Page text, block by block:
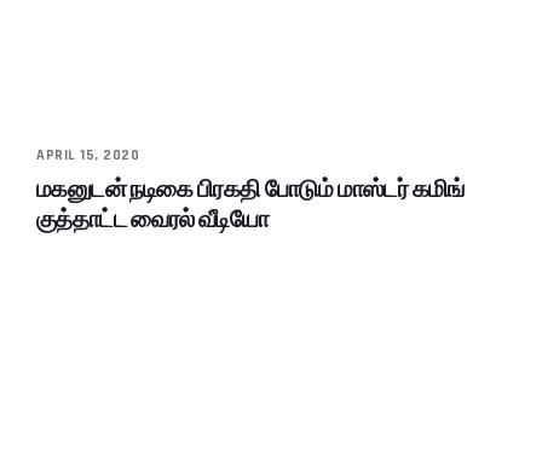
APRIL 15, 2020
மகனுடன் நடிகை பிரகதி போடும் மாஸ்டர் கமிங்
குத்தாட்ட வைரல் வீடியோ